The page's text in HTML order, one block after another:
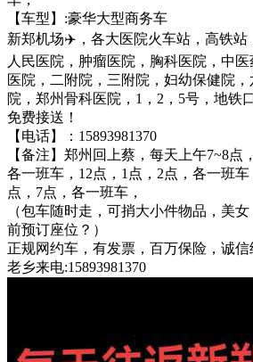
【车型】:豪华大型商务车
新郑机场✈️，各大医院火车站，高铁站
人民医院，肿瘤医院，胸科医院，中
医院，二附院，三附院，妇幼保健院
院，郑州骨科医院，1，2，5号，地铁
免费接送！
【电话】：15893981370
【备注】郑州回上蔡，每天上午7~8点
各一班车，12点，1点，2点，各一班
点，7点，各一班车，
（包车随时走，可捎大小件物品，美
前预订座位？）
正规网约车，有发票，百万保险，诚
老乡来电:15893981370